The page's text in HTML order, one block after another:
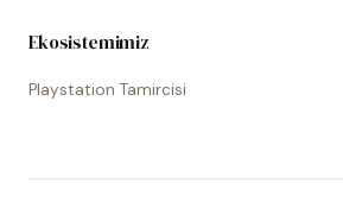
Ekosistemimiz
Playstation Tamircisi